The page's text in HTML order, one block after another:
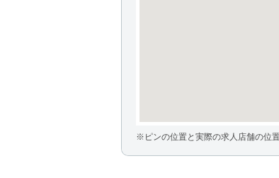
※ピンの位置と実際の求人店舗の位